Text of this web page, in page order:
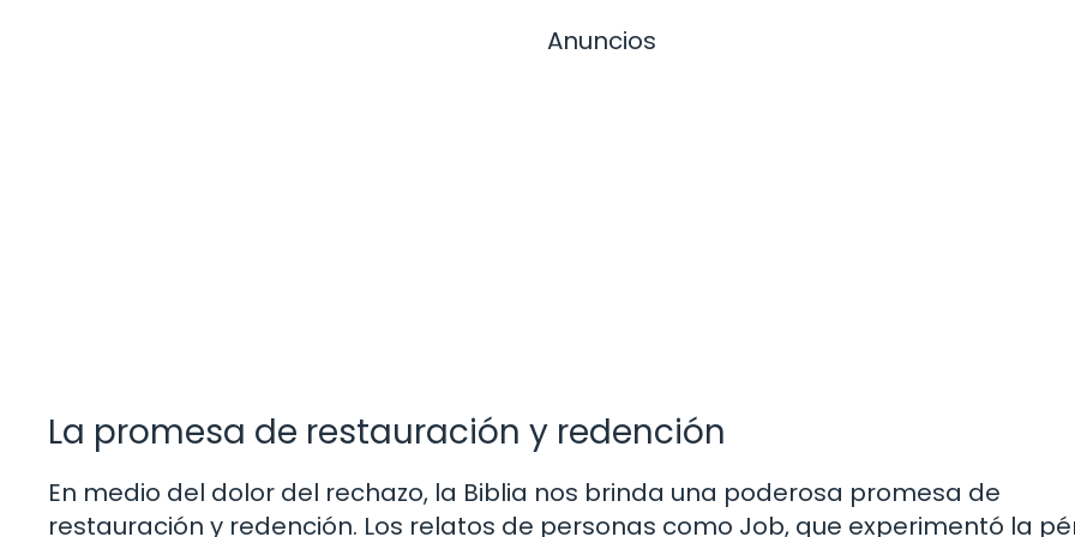
Anuncios
La promesa de restauración y redención
En medio del dolor del rechazo, la Biblia nos brinda una poderosa promesa de
restauración y redención. Los relatos de personas como Job, que experimentó la